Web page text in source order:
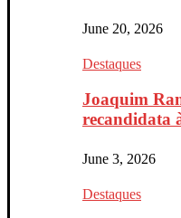
June 20, 2026
Destaques
Joaquim
recandidata
June 3, 2026
Destaques